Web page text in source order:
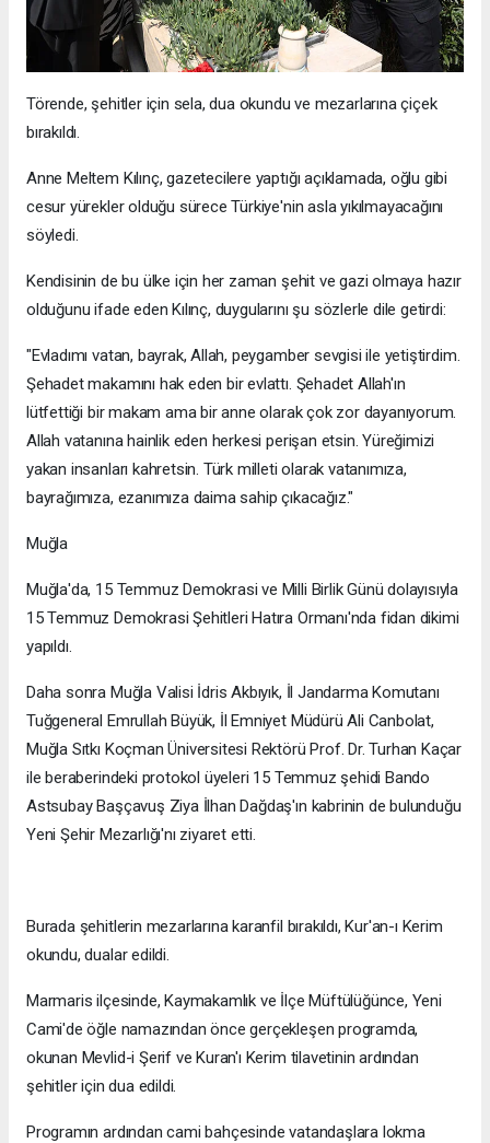
Törende, şehitler için sela, dua okundu ve mezarlarına çiçek
bırakıldı.
Anne Meltem Kılınç, gazetecilere yaptığı açıklamada, oğlu gibi
cesur yürekler olduğu sürece Türkiye'nin asla yıkılmayacağını
söyledi.
Kendisinin de bu ülke için her zaman şehit ve gazi olmaya hazır
olduğunu ifade eden Kılınç, duygularını şu sözlerle dile getirdi:
"Evladımı vatan, bayrak, Allah, peygamber sevgisi ile yetiştirdim.
Şehadet makamını hak eden bir evlattı. Şehadet Allah'ın
lütfettiği bir makam ama bir anne olarak çok zor dayanıyorum.
Allah vatanına hainlik eden herkesi perişan etsin. Yüreğimizi
yakan insanları kahretsin. Türk milleti olarak vatanımıza,
bayrağımıza, ezanımıza daima sahip çıkacağız."
Muğla
Muğla'da, 15 Temmuz Demokrasi ve Milli Birlik Günü dolayısıyla
15 Temmuz Demokrasi Şehitleri Hatıra Ormanı'nda fidan dikimi
yapıldı.
Daha sonra Muğla Valisi İdris Akbıyık, İl Jandarma Komutanı
Tuğgeneral Emrullah Büyük, İl Emniyet Müdürü Ali Canbolat,
Muğla Sıtkı Koçman Üniversitesi Rektörü Prof. Dr. Turhan Kaçar
ile beraberindeki protokol üyeleri 15 Temmuz şehidi Bando
Astsubay Başçavuş Ziya İlhan Dağdaş'ın kabrinin de bulunduğu
Yeni Şehir Mezarlığı'nı ziyaret etti.
Burada şehitlerin mezarlarına karanfil bırakıldı, Kur'an-ı Kerim
okundu, dualar edildi.
Marmaris ilçesinde, Kaymakamlık ve İlçe Müftülüğünce, Yeni
Cami'de öğle namazından önce gerçekleşen programda,
okunan Mevlid-i Şerif ve Kuran'ı Kerim tilavetinin ardından
şehitler için dua edildi.
Programın ardından cami bahçesinde vatandaşlara lokma